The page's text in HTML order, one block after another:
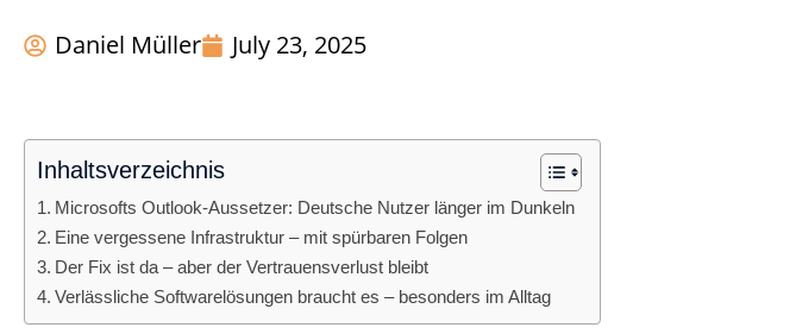
Daniel Müller July 23, 2025
Inhaltsverzeichnis
Microsofts Outlook-Aussetzer: Deutsche Nutzer länger im Dunkeln
Eine vergessene Infrastruktur – mit spürbaren Folgen
Der Fix ist da – aber der Vertrauensverlust bleibt
Verlässliche Softwarelösungen braucht es – besonders im Alltag